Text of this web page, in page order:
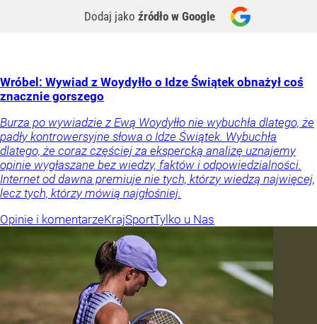
Dodaj jako źródło w Google
Wróbel: Wywiad z Woydyłło o Idze Świątek obnażył coś
znacznie gorszego
Burza po wywiadzie z Ewą Woydyłło nie wybuchła dlatego, że
padły kontrowersyjne słowa o Idze Świątek. Wybuchła
dlatego, że coraz częściej za ekspercką analizę uznajemy
opinie wygłaszane bez wiedzy, faktów i odpowiedzialności.
Internet od dawna premiuje nie tych, którzy wiedzą najwięcej,
lecz tych, którzy mówią najgłośniej.
Opinie i komentarzeKrajSportTylko u Nas